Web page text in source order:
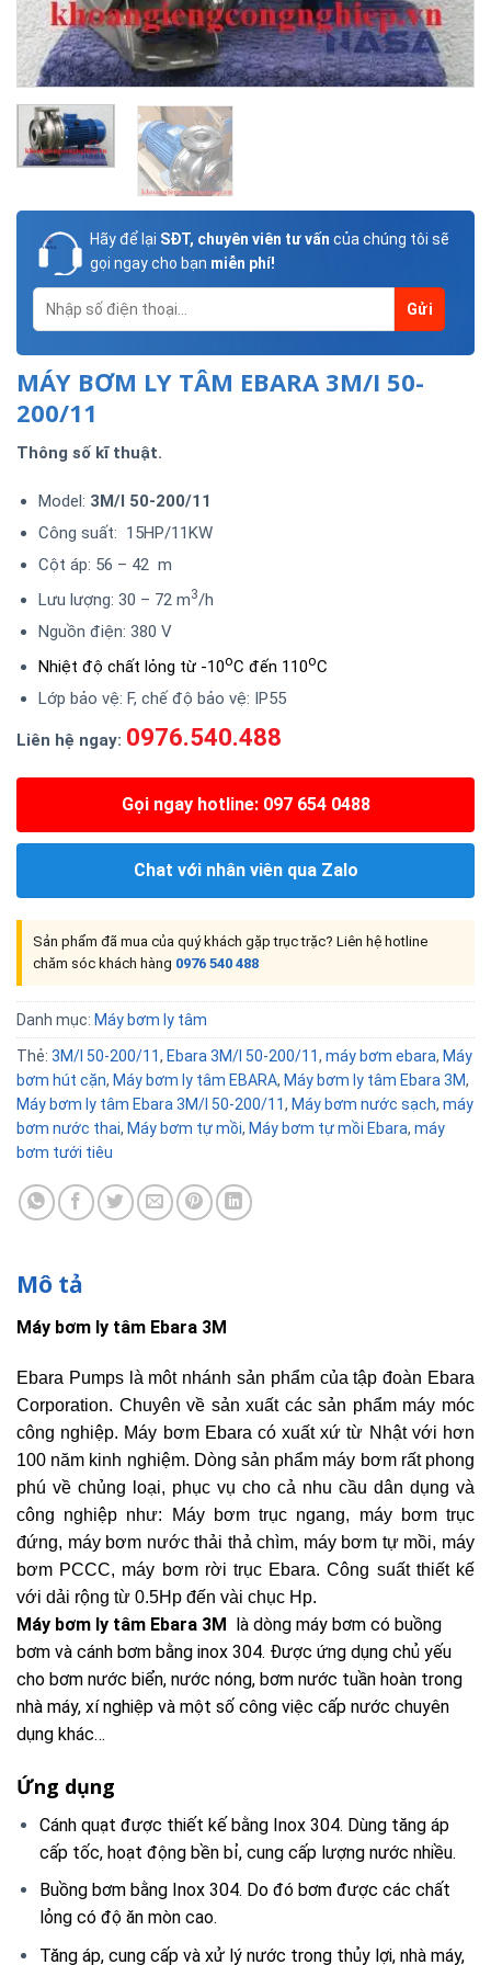
Hãy để lại SĐT, chuyên viên tư vấn của chúng tôi sẽ
gọi ngay cho bạn miễn phí!
MÁY BƠM LY TÂM EBARA 3M/I 50-
200/11
Thông số kĩ thuật.
Model: 3M/I 50-200/11
Công suất: 15HP/11KW
Cột áp: 56 – 42 m
Lưu lượng: 30 – 72 m3/h
Nguồn điện: 380 V
Nhiệt độ chất lỏng từ -10oC đến 110oC
Lớp bảo vệ: F, chế độ bảo vệ: IP55
Liên hệ ngay: 0976.540.488
Gọi ngay hotline: 097 654 0488
Chat với nhân viên qua Zalo
Sản phẩm đã mua của quý khách gặp trục trặc? Liên hệ hotline
chăm sóc khách hàng 0976 540 488
Danh mục: Máy bơm ly tâm
Thẻ: 3M/I 50-200/11, Ebara 3M/I 50-200/11, máy bơm ebara, Máy
bơm hút cặn, Máy bơm ly tâm EBARA, Máy bơm ly tâm Ebara 3M,
Máy bơm ly tâm Ebara 3M/I 50-200/11, Máy bơm nước sạch, máy
bơm nước thai, Máy bơm tự mồi, Máy bơm tự mồi Ebara, máy
bơm tưới tiêu
Mô tả
Máy bơm ly tâm Ebara 3M
Ebara Pumps là môt nhánh sản phẩm của tập đoàn Ebara
Corporation. Chuyên về sản xuất các sản phẩm máy móc
công nghiệp. Máy bơm Ebara có xuất xứ từ Nhật với hơn
100 năm kinh nghiệm. Dòng sản phẩm máy bơm rất phong
phú về chủng loại, phục vụ cho cả nhu cầu dân dụng và
công nghiệp như: Máy bơm trục ngang, máy bơm trục
đứng, máy bơm nước thải thả chìm, máy bơm tự mồi, máy
bơm PCCC, máy bơm rời trục Ebara. Công suất thiết kế
với dải rộng từ 0.5Hp đến vài chục Hp.
Máy bơm ly tâm Ebara 3M là dòng máy bơm có buồng
bơm và cánh bơm bằng inox 304. Được ứng dụng chủ yếu
cho bơm nước biển, nước nóng, bơm nước tuần hoàn trong
nhà máy, xí nghiệp và một số công việc cấp nước chuyên
dụng khác…
Ứng dụng
Cánh quạt được thiết kế bằng Inox 304. Dùng tăng áp
cấp tốc, hoạt động bền bỉ, cung cấp lượng nước nhiều.
Buồng bơm bằng Inox 304. Do đó bơm được các chất
lỏng có độ ăn mòn cao.
Tăng áp, cung cấp và xử lý nước trong thủy lợi, nhà máy,